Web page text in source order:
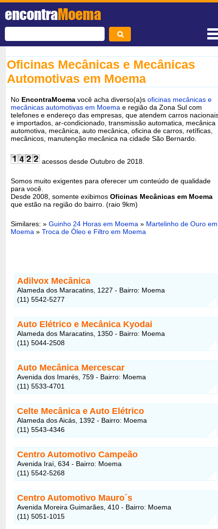
encontraMoema
Oficinas Mecânicas e Mecânicas
Automotivas em Moema
No EncontraMoemavocê acha diverso(a)s oficinas mecânicas e
mecânicas automotivas em Moema e região da Zona Sul com
telefones e endereço das empresas, que atendem carros
e importados, ar-condicionado, transmissão automatica, mecânica
automotiva, mecânica, auto mecânica, oficina de carros, retíficas,
mecânicos, manutenção mecânica na cidade São Bernardo.
acessos desde Outubro de 2018.
Somos muito exigentes para oferecer um conteúdo de qualidade
para você.
Desde 2008, somente exibimos Oficinas Mecânicas em Moema
que estão na região do bairro. (raio 9km)
Similares: » Guinho 24 Horas em Moema » Martelinho de Ouro em
Moema » Troca de Óleo e Filtro em Moema
Adilvox Mecânica
Alameda dos Maracatins, 1227 - Bairro: Moema
(11) 5542-5277
Auto Elétrico e Mecânica Kyodai
Alameda dos Maracatins, 1350 - Bairro: Moema
(11) 5044-2508
Auto Mecânica Mercescar
Avenida dos Imarés, 759 - Bairro: Moema
(11) 5533-4701
Celte Mecânica e Auto Elétrico
Alameda dos Aicás, 1392 - Bairro: Moema
(11) 5543-4346
Centro Automotivo Campeão
Avenida Iraí, 634 - Bairro: Moema
(11) 5542-5268
Centro Automotivo Mauro´s
Avenida Moreira Guimarães, 410 - Bairro: Moema
(11) 5051-1015